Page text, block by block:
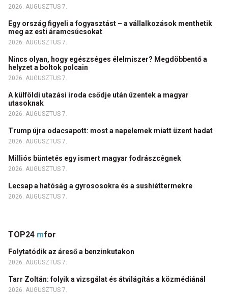
2026. AUGUSZTUS 7.
Egy ország figyeli a fogyasztást – a vállalkozások menthetik
meg az esti áramcsúcsokat
2026. AUGUSZTUS 7.
Nincs olyan, hogy egészséges élelmiszer? Megdöbbentő a
helyzet a boltok polcain
2026. AUGUSZTUS 7.
A külföldi utazási iroda csődje után üzentek a magyar
utasoknak
2026. AUGUSZTUS 7.
Trump újra odacsapott: most a napelemek miatt üzent hadat
2026. AUGUSZTUS 7.
Milliós büntetés egy ismert magyar fodrászcégnek
2026. AUGUSZTUS 7.
Lecsap a hatóság a gyrososokra és a sushiéttermekre
2026. AUGUSZTUS 7.
TOP24 mfor
Folytatódik az áreső a benzinkutakon
2026. AUGUSZTUS 7.
Tarr Zoltán: folyik a vizsgálat és átvilágítás a közmédiánál
2026. AUGUSZTUS 7.